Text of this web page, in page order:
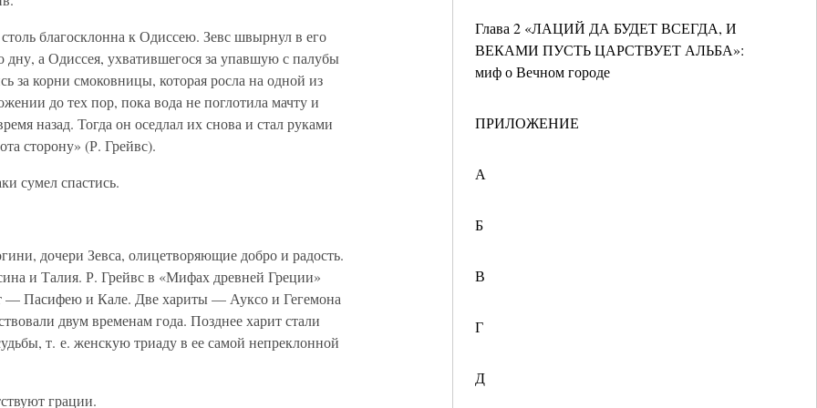
Глава 2 «ЛАЦИЙ ДА БУДЕТ ВСЕГДА, И
ВЕКАМИ ПУСТЬ ЦАРСТВУЕТ АЛЬБА»:
миф о Вечном городе
ПРИЛОЖЕНИЕ
А
Б
В
Г
Д
благосклонна к Одиссею. Зевс швырнул в его
дну, а Одиссея, ухватившегося за упавшую с палубы
за корни смоковницы, которая росла на одной из
до тех пор, пока вода не поглотила мачту и
назад. Тогда он оседлал их снова и стал руками
сторону» (Р. Грейвс).
сумел спастись.
дочери Зевса, олицетворяющие добро и радость.
и Талия. Р. Грейвс в «Мифах древней Греции»
— Пасифею и Кале. Две хариты — Ауксо и Гегемона
двум временам года. Позднее харит стали
т. е. женскую триаду в ее самой непреклонной
грации.